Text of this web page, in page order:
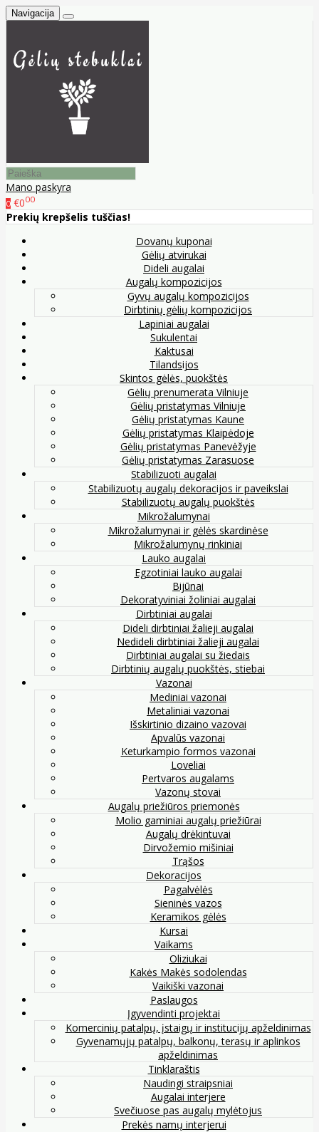
Navigacija
Mano paskyra
0 €000
Prekių krepšelis tuščias!
Dovanų kuponai
Gėlių atvirukai
Dideli augalai
Augalų kompozicijos
Gyvų augalų kompozicijos
Dirbtinių gėlių kompozicijos
Lapiniai augalai
Sukulentai
Kaktusai
Tilandsijos
Skintos gėlės, puokštės
Gėlių prenumerata Vilniuje
Gėlių pristatymas Vilniuje
Gėlių pristatymas Kaune
Gėlių pristatymas Klaipėdoje
Gėlių pristatymas Panevėžyje
Gėlių pristatymas Zarasuose
Stabilizuoti augalai
Stabilizuotų augalų dekoracijos ir paveikslai
Stabilizuotų augalų puokštės
Mikrožalumynai
Mikrožalumynai ir gėlės skardinėse
Mikrožalumynų rinkiniai
Lauko augalai
Egzotiniai lauko augalai
Bijūnai
Dekoratyviniai žoliniai augalai
Dirbtiniai augalai
Dideli dirbtiniai žalieji augalai
Nedideli dirbtiniai žalieji augalai
Dirbtiniai augalai su žiedais
Dirbtinių augalų puokštės, stiebai
Vazonai
Mediniai vazonai
Metaliniai vazonai
Išskirtinio dizaino vazovai
Apvalūs vazonai
Keturkampio formos vazonai
Loveliai
Pertvaros augalams
Vazonų stovai
Augalų priežiūros priemonės
Molio gaminiai augalų priežiūrai
Augalų drėkintuvai
Dirvožemio mišiniai
Trąšos
Dekoracijos
Pagalvėlės
Sieninės vazos
Keramikos gėlės
Kursai
Vaikams
Oliziukai
Kakės Makės sodolendas
Vaikiški vazonai
Paslaugos
Įgyvendinti projektai
Komercinių patalpų, įstaigų ir institucijų apželdinimas
Gyvenamųjų patalpų, balkonų, terasų ir aplinkos
apželdinimas
Tinklaraštis
Naudingi straipsniai
Augalai interjere
Svečiuose pas augalų mylėtojus
Prekės namų interjerui